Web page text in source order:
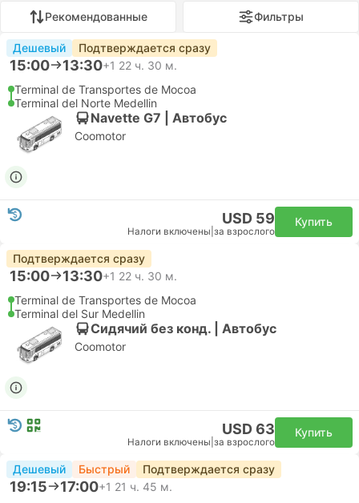
Рекомендованные Фильтры
Дешевый Подтверждается сразу
15:00 13:30+1 22 ч. 30 м.
Terminal de Transportes de Mocoa
Terminal del Norte Medellin
Navette G7 | Автобус
Coomotor
USD 59
Налоги включены за взрослого
Купить
Подтверждается сразу
15:00 13:30+1 22 ч. 30 м.
Terminal de Transportes de Mocoa
Terminal del Sur Medellin
Сидячий без конд. | Автобус
Coomotor
USD 63
Налоги включены за взрослого
Купить
Дешевый Быстрый Подтверждается сразу
19:15 17:00+1 21 ч. 45 м.